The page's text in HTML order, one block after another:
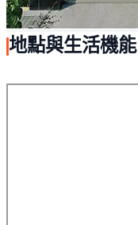
地點與生活機能